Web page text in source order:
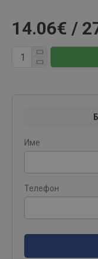
14.06€ /
Име
Телефон